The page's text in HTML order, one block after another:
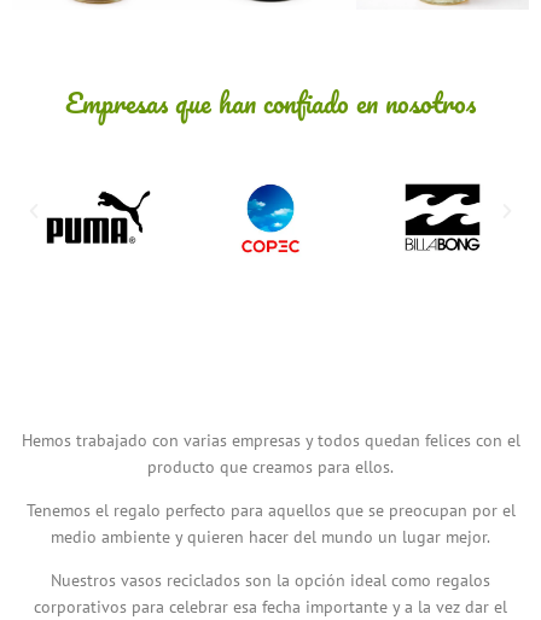
Empresas que han confiado en nosotros
Hemos trabajado con varias empresas y todos quedan felices con el
producto que creamos para ellos.
Tenemos el regalo perfecto para aquellos que se preocupan por el
medio ambiente y quieren hacer del mundo un lugar mejor.
Nuestros vasos reciclados son la opción ideal como regalos
corporativos para celebrar esa fecha importante y a la vez dar el